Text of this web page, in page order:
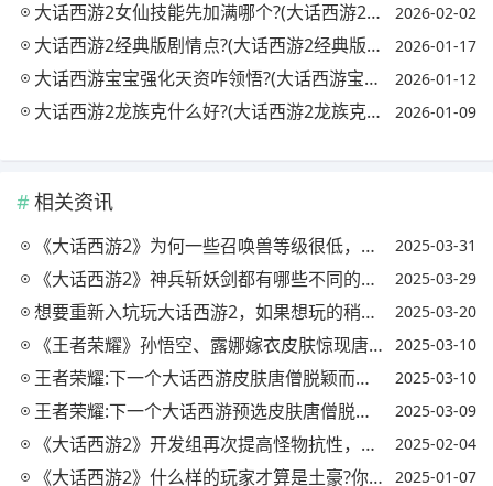
大话西游2女仙技能先加满哪个?(大话西游2女仙技能介绍) 2026-02-02
大话西游2经典版剧情点?(大话西游2经典版攻略细节) 2026-01-17
大话西游宝宝强化天资咋领悟?(大话西游宝宝强化天资可以换吗) 2026-01-12
大话西游2龙族克什么好?(大话西游2龙族克有用吗) 2026-01-09
相关资讯
《大话西游2》为何一些召唤兽等级很低，技能却已经完美毕业?(大话西游2召唤兽等级限制) 2025-03-31
《大话西游2》神兵斩妖剑都有哪些不同的属性?(大话西游2 神兵) 2025-03-29
想要重新入坑玩大话西游2，如果想玩的稍微好点，需要花多少钱? 2025-03-20
《王者荣耀》孙悟空、露娜嫁衣皮肤惊现唐僧八戒彩蛋，是在致敬星爷的《大话西游》吗? 2025-03-10
王者荣耀:下一个大话西游皮肤唐僧脱颖而出，你认为它与哪个英雄搭配更合适? 2025-03-10
王者荣耀:下一个大话西游预选皮肤唐僧脱颖而出，它的最佳搭配英雄是谁? 2025-03-09
《大话西游2》开发组再次提高怪物抗性，对于这件事，你怎么看? 2025-02-04
《大话西游2》什么样的玩家才算是土豪?你见过哪些?(大话西游2最有钱的土豪) 2025-01-07